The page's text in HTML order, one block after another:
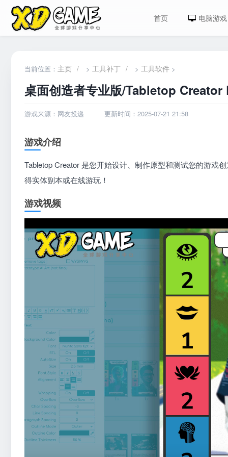
首页 电脑游戏
当前位置： 主页 / > 工具补丁 / > 工具软件 >
桌面创造者专业版/Tabletop Creator
游戏来源：网友投递 更新时间：2025-07-21 21:58
游戏介绍
Tabletop Creator 是您开始设计、制作原型和测试您的游戏
得实体副本或在线游玩！
游戏视频